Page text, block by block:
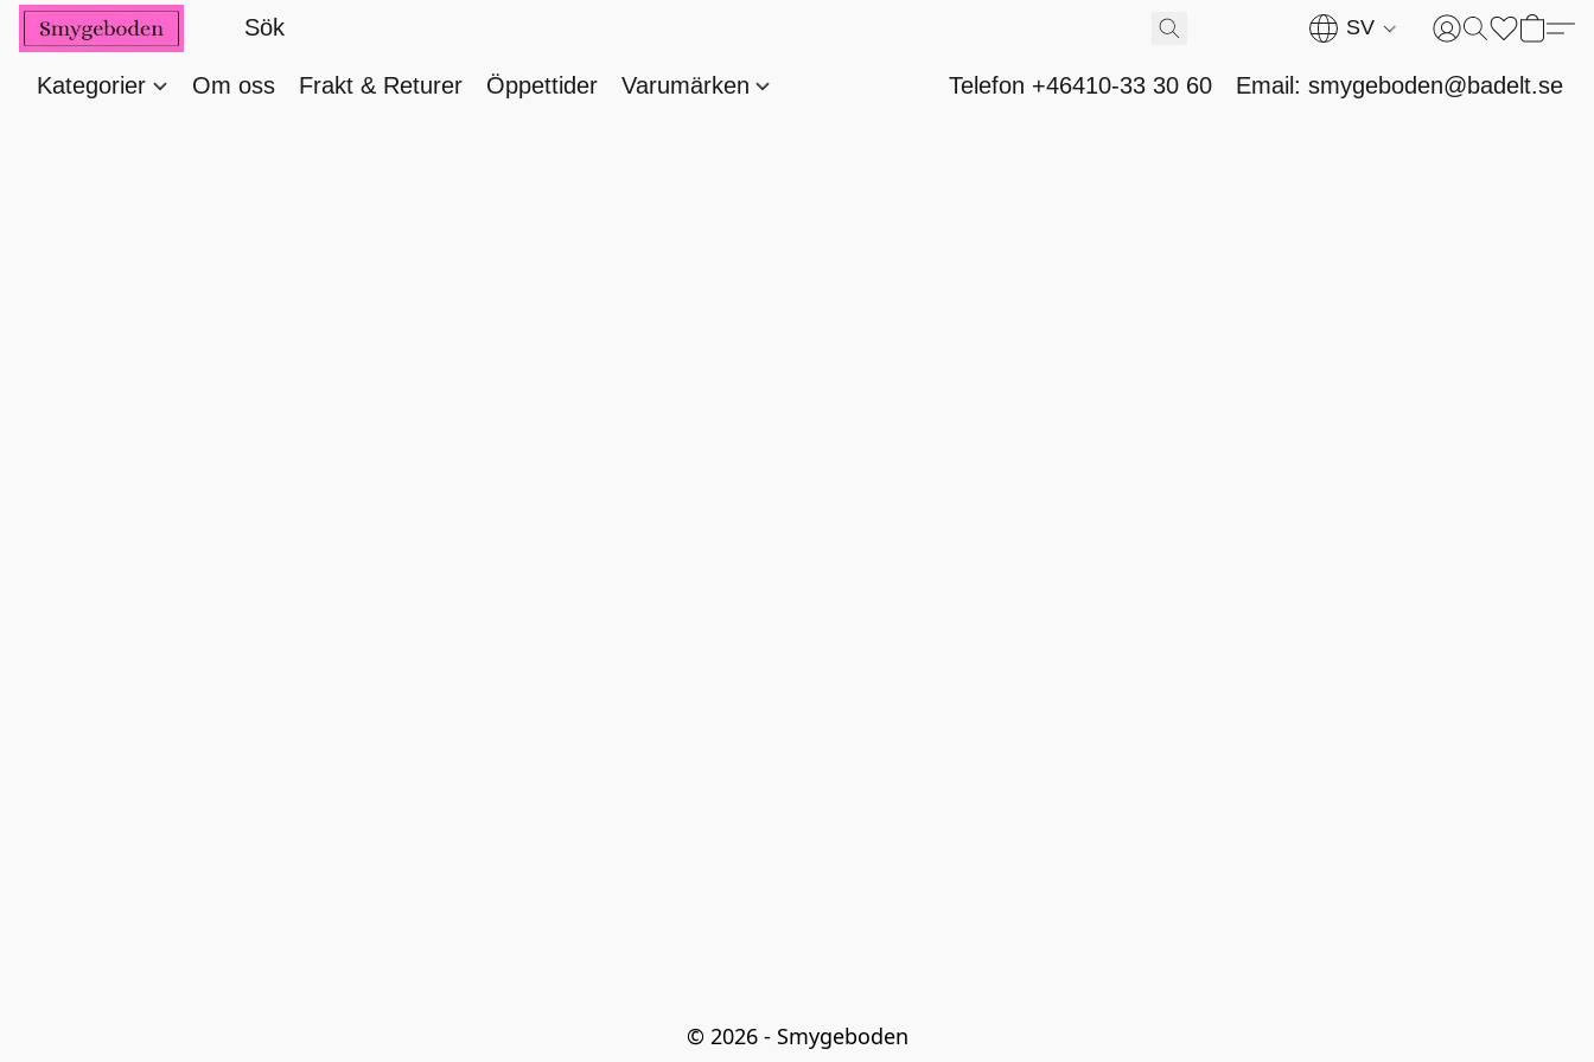
SV
Kategorier Om oss Frakt & Returer Öppettider Varumärken Telefon +46410-33 30 60 Email: smygeboden@badelt.se
© 2026 - Smygeboden